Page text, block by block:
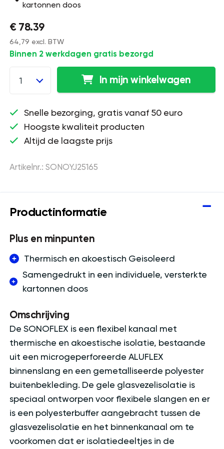
kartonnen doos
€ 78.39
64,79 excl. BTW
Binnen 2 werkdagen gratis bezorgd
1 In mijn winkelwagen
Snelle bezorging, gratis vanaf 50 euro
Hoogste kwaliteit producten
Altijd de laagste prijs
Artikelnr.: SONOYJ25165
Productinformatie
Plus en minpunten
Thermisch en akoestisch Geisoleerd
Samengedrukt in een individuele, versterkte
kartonnen doos
Omschrijving
De SONOFLEX is een flexibel kanaal met
thermische en akoestische isolatie, bestaande
uit een microgeperforeerde ALUFLEX
binnenslang en een gemetalliseerde polyester
buitenbekleding. De gele glasvezelisolatie is
speciaal ontworpen voor flexibele slangen en er
is een polyesterbuffer aangebracht tussen de
glasvezelisolatie en het binnenkanaal om te
voorkomen dat er isolatiedeeltjes in de